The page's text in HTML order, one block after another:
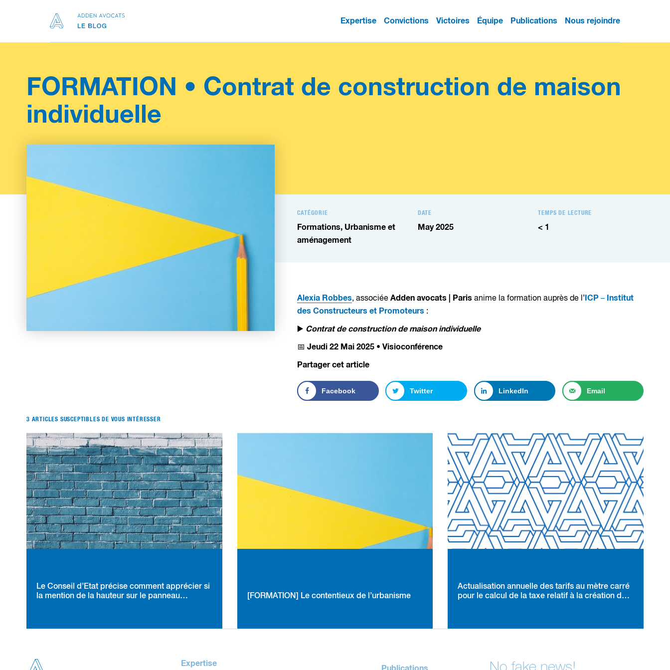
Expertise Convictions Victoires Équipe Publications Nous rejoindre
FORMATION • Contrat de construction de maison
individuelle
CATÉGORIE
Formations, Urbanisme et
aménagement
DATE
May 2025
TEMPS DE LECTURE
< 1
Alexia Robbes, associéeAdden avocats | Parisanime la formation auprès de l’ ICP – Institut
des Constructeurs et Promoteurs :
▶️ Contrat de construction de maison individuelle
📅Jeudi 22 Mai 2025 • Visioconférence
Partager cet article
Facebook Twitter LinkedIn Email
3 ARTICLES SUSCEPTIBLES DE VOUS INTÉRESSER
Le Conseil d’État précise comment apprécier si
la mention de la hauteur sur le panneau
[FORMATION] Le contentieux de l’urbanisme
Actualisation annuelle des tarifs au mètre carré
pour le calcul de la taxe relatif à la création de
Expertise